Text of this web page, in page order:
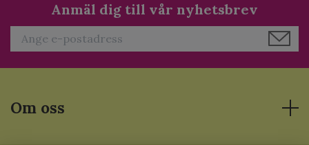
Anmäl dig till vår nyhetsbrev
Om oss